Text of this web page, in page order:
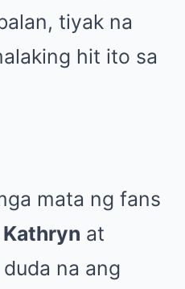
tiyak na
hit ito sa
mata ng fans
Kathryn at
na ang